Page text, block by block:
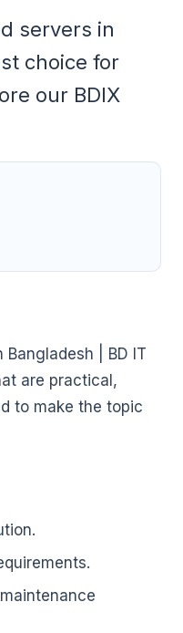
servers in
choice for
our BDIX
Bangladesh | BD IT
are practical,
to make the topic